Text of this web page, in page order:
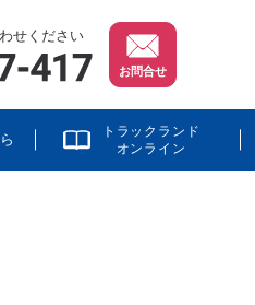
せください
お問合せ
トラックランド
オンライン